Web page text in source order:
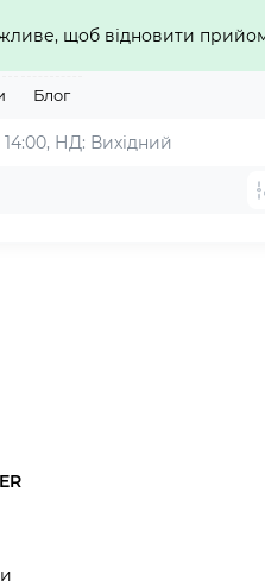
щоб відновити
Блог
НД: Вихідний